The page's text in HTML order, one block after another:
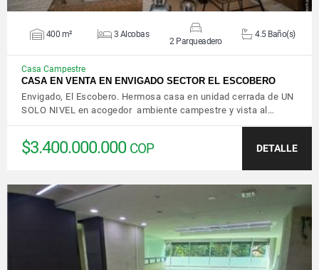
400 m² 3 Alcobas
2 Parqueadero
4.5 Baño(s)
Casa Campestre
CASA EN VENTA EN ENVIGADO SECTOR EL ESCOBERO
Envigado, El Escobero. Hermosa casa en unidad cerrada de UN
SOLO NIVEL en acogedor ambiente campestre y vista al…
$3.400.000.000 COP DETALLE